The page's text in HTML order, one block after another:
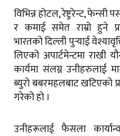
विभिन्न होटल, रेष्टुरेन्ट,
र कमाई समेत राम्रो हुने
भारतको दिल्ली पुर्‍याई
लिएको अपार्टमेन्टमा राखी
कार्यमा संलग्न उनीहरुलाई
ब्युरो बबरमहलबाट खटिएको
गरेको हो ।
उनीहरूलाई फैसला